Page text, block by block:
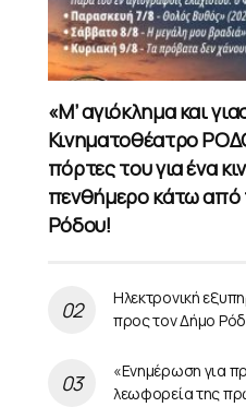
«Μ’ αγιόκλημα και
Κινηματοθέατρο
πόρτες του για ένα
πενθήμερο κάτω από
Ρόδου!
Ηλεκτρονική
προς τον Δήμο
«Ενημέρωση για
λεωφορεία της